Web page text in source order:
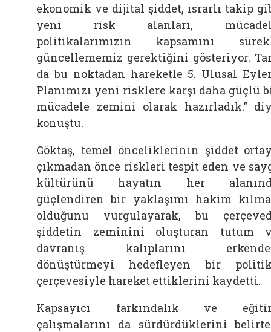
ekonomik ve dijital şiddet, ısrarlı takip
yeni risk alanları,
politikalarımızın kapsamını
güncellememiz gerektiğini gösteriyor.
da bu noktadan hareketle 5. Ulusal
Planımızı yeni risklere karşı daha güçlü
mücadele zemini olarak hazırladık."
konuştu.
Göktaş, temel önceliklerinin şiddet
çıkmadan önce riskleri tespit eden ve
kültürünü hayatın her
güçlendiren bir yaklaşımı hakim
olduğunu vurgulayarak, bu
şiddetin zeminini oluşturan tutum
davranış kalıplarını
dönüştürmeyi hedefleyen bir
çerçevesiyle hareket ettiklerini kaydetti.
Kapsayıcı farkındalık ve
çalışmalarını da sürdürdüklerini